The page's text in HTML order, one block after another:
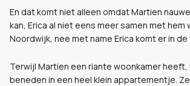
En dat komt niet alleen omdat Martien
kan, Erica al niet eens meer samen met hem
Noordwijk, nee met name Erica komt er in de
Terwijl Martien een riante woonkamer heeft,
beneden in een heel klein appartementje.